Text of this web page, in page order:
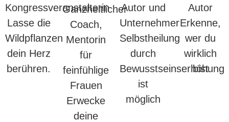
Kongressveranstalterin
Lasse die
Wildpflanzen
dein Herz
berühren.
Ganzheitlicher
Coach,
Mentorin
für
feinfühlige
Frauen
Erwecke
deine
Autor und
Unternehmer
Selbstheilung
durch
Bewusstseinserhöhung
ist
möglich
Autor
Erkenne,
wer du
wirklich
bist